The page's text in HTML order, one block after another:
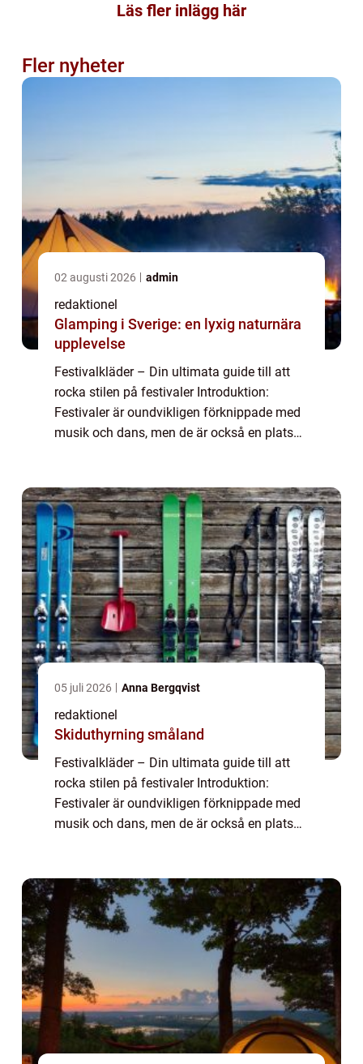
Läs fler inlägg här
Fler nyheter
02 augusti 2026 admin
redaktionel
Glamping i Sverige: en lyxig naturnära
upplevelse
Festivalkläder – Din ultimata guide till att
rocka stilen på festivaler Introduktion:
Festivaler är oundvikligen förknippade med
musik och dans, men de är också en plats
05 juli 2026 Anna Bergqvist
redaktionel
Skiduthyrning småland
Festivalkläder – Din ultimata guide till att
rocka stilen på festivaler Introduktion:
Festivaler är oundvikligen förknippade med
musik och dans, men de är också en plats